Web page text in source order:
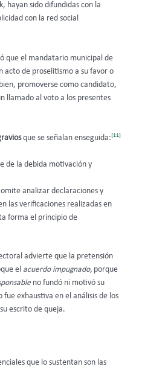
hayan sido difundidas con la
con la red social
que el mandatario municipal de
acto de proselitismo a su favor o
promoverse como candidato,
llamado al voto a los presentes
que se señalan enseguida:[11]
de la debida motivación y
analizar declaraciones y
las verificaciones realizadas en
forma el principio de
advierte que la pretensión
el acuerdo impugnado, porque
no fundó ni motivó su
exhaustiva en el análisis de los
escrito de queja.
que lo sustentan son las